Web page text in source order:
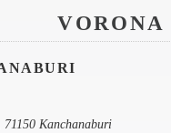
VORONA
71150 Kanchanaburi